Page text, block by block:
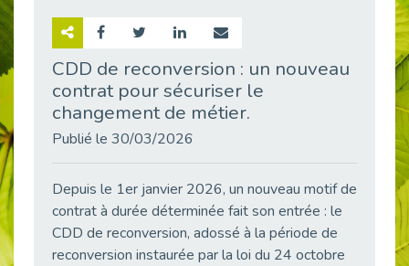
Publié le 02/06/2026
« Confiance en soi et acceptation du handicap » : un levier puissant vers l’emploi
Publié le 22/05/2026
Handicap et emploi : une matinée pour briser les tabous
Publié le 21/05/2026
CDD de reconversion : un nouveau
contrat pour sécuriser le
changement de métier.
Publié le 30/03/2026
Depuis le 1er janvier 2026, un nouveau motif de
contrat à durée déterminée fait son entrée : le
CDD de reconversion, adossé à la période de
reconversion instaurée par la loi du 24 octobre